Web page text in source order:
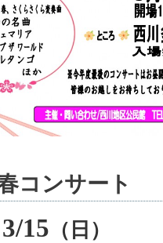
コンサート
3/15 （日）